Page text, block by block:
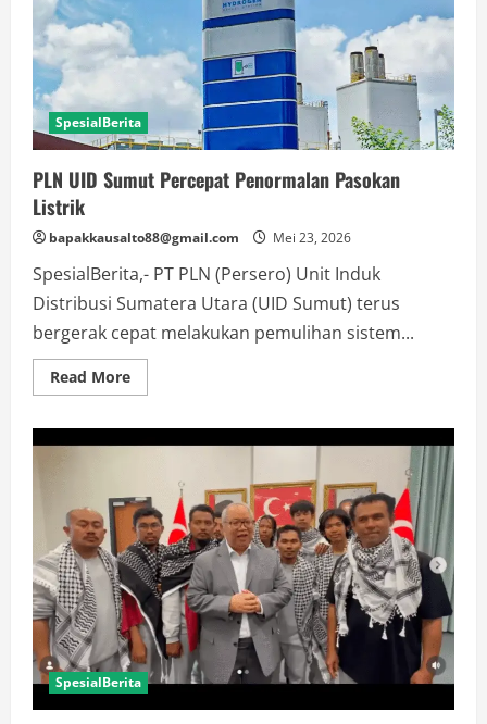
Hambalang
SpesialBerita
PLN UID Sumut Percepat Penormalan Pasokan
Listrik
bapakkausalto88@gmail.com Mei 23, 2026
SpesialBerita,- PT PLN (Persero) Unit Induk
Distribusi Sumatera Utara (UID Sumut) terus
bergerak cepat melakukan pemulihan sistem...
Read MoreRead
more
Sumut
Penormalan
Pasokan
Listrik
SpesialBerita